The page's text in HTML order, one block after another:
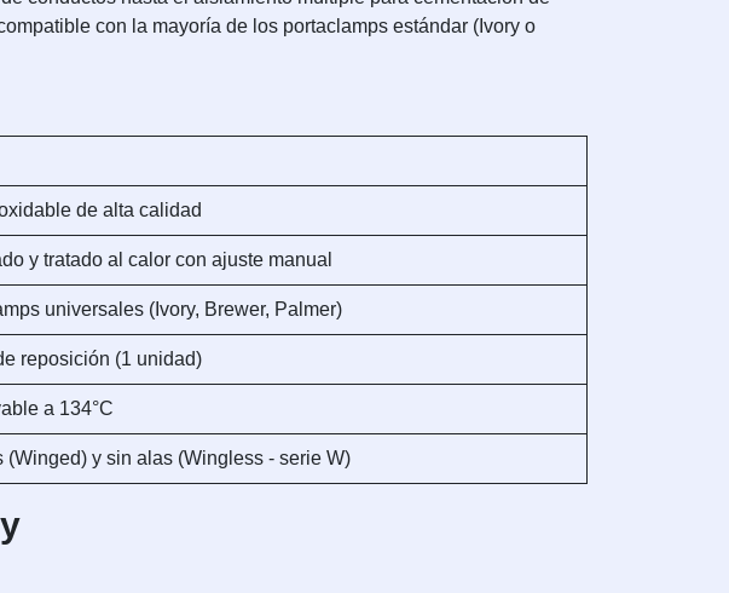
con la mayoría de los portaclamps estándar (Ivory o
de alta calidad
y tratado al calor con ajuste manual
universales (Ivory, Brewer, Palmer)
reposición (1 unidad)
a 134°C
(Winged) y sin alas (Wingless - serie W)